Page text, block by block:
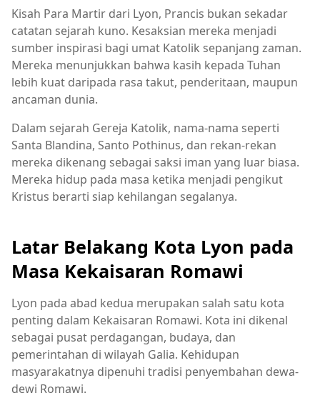
Kisah Para Martir dari Lyon, Prancis bukan sekadar
catatan sejarah kuno. Kesaksian mereka menjadi
sumber inspirasi bagi umat Katolik sepanjang zaman.
Mereka menunjukkan bahwa kasih kepada Tuhan
lebih kuat daripada rasa takut, penderitaan, maupun
ancaman dunia.
Dalam sejarah Gereja Katolik, nama-nama seperti
Santa Blandina, Santo Pothinus, dan rekan-rekan
mereka dikenang sebagai saksi iman yang luar biasa.
Mereka hidup pada masa ketika menjadi pengikut
Kristus berarti siap kehilangan segalanya.
Latar Belakang Kota Lyon pada
Masa Kekaisaran Romawi
Lyon pada abad kedua merupakan salah satu kota
penting dalam Kekaisaran Romawi. Kota ini dikenal
sebagai pusat perdagangan, budaya, dan
pemerintahan di wilayah Galia. Kehidupan
masyarakatnya dipenuhi tradisi penyembahan dewa-
dewi Romawi.